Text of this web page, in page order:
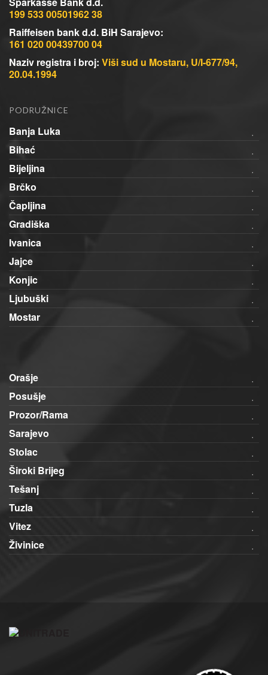
199 533 00501962 38
Raiffeisen bank d.d. BiH Sarajevo:
161 020 00439700 04
Naziv registra i broj: Viši sud u Mostaru, U/I-677/94,
20.04.1994
PODRUŽNICE
Banja Luka
Bihać
Bijeljina
Brčko
Čapljina
Gradiška
Ivanica
Jajce
Konjic
Ljubuški
Mostar
Orašje
Posušje
Prozor/Rama
Sarajevo
Stolac
Široki Brijeg
Tešanj
Tuzla
Vitez
Živinice